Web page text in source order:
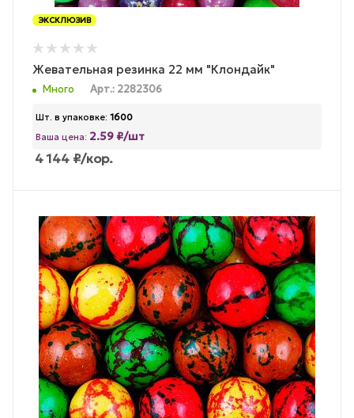
ЭКСКЛЮЗИВ
Жевательная резинка 22 мм "Клондайк"
Много Арт.: 2282306
Шт. в упаковке: 1600
Ваша цена: 2.59 ₽/шт
4 144 ₽/кор.